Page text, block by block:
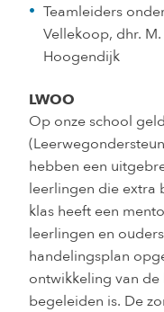
Teamleiders
Vellekoop, dhr.
Hoogendijk
LWOO
Op onze school
hebben een
leerlingen die extra
klas heeft een
leerlingen en
handelingsplan
ontwikkeling van
begeleiden is. De